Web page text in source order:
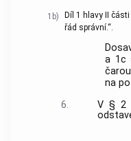
1b)
Díl 1 hlavy II
řád správní.“.
a 1c
na
6.
V § 2